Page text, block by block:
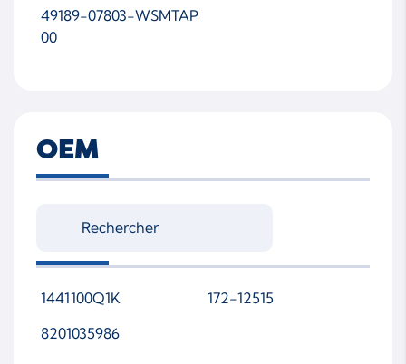
49189-07803-WSMTAP
00
OEM
1441100Q1K
172-12515
8201035986